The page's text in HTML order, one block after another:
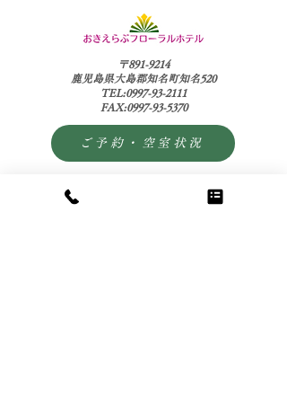
〒891-9214
鹿児島県大島郡知名町知名520
TEL:0997-93-2111
FAX:0997-93-5370
ご予約・空室状況
予約確認・変更 予約キャンセル